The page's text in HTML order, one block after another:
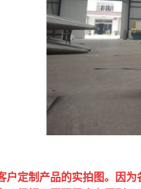
户定制产品的实拍图。因